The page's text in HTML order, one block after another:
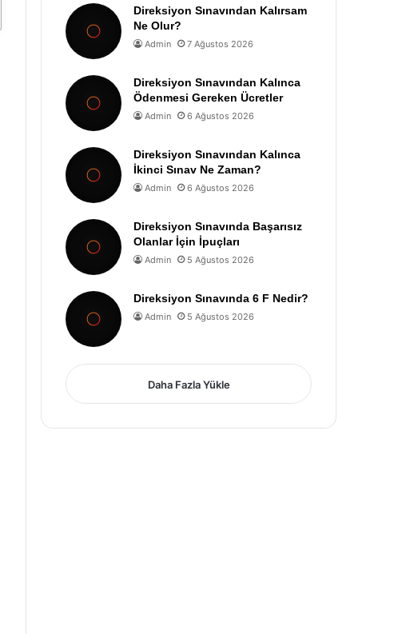
Direksiyon Sınavından Kalırsam
Ne Olur?
Admin 7 Ağustos 2026
Direksiyon Sınavından Kalınca
Ödenmesi Gereken Ücretler
Admin 6 Ağustos 2026
Direksiyon Sınavından Kalınca
İkinci Sınav Ne Zaman?
Admin 6 Ağustos 2026
Direksiyon Sınavında Başarısız
Olanlar İçin İpuçları
Admin 5 Ağustos 2026
Direksiyon Sınavında 6 F Nedir?
Admin 5 Ağustos 2026
Daha Fazla Yükle